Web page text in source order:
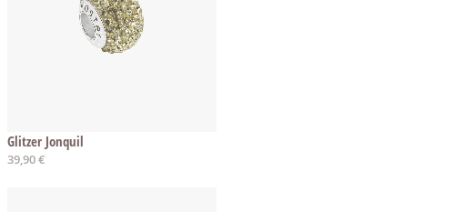
Glitzer Jonquil
39,90 €